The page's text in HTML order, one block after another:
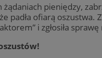
żądaniach pieniędzy,
padła ofiarą oszustwa.
i zgłosiła